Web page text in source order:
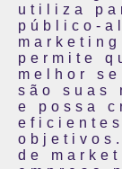
utiliza
público-
permite
melhor
são suas
e possa
objetivos.
de